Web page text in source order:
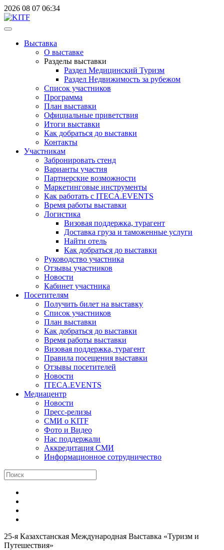
2026 08 07 06:34
Выставка
О выставке
Разделы выставки
Раздел Медицинский Туризм
Раздел Недвижимость за рубежом
Список участников
Программа
План выставки
Официальные приветствия
Итоги выставки
Как добраться до выставки
Контакты
Участникам
Забронировать стенд
Варианты участия
Партнерские возможности
Маркетинговые инструменты
Как работать с ITECA.EVENTS
Время работы выставки
Логистика
Визовая поддержка, турагент
Доставка груза и таможенные услуги
Найти отель
Как добраться до выставки
Руководство участника
Отзывы участников
Новости
Кабинет участника
Посетителям
Получить билет на выставку
Список участников
План выставки
Как добраться до выставки
Время работы выставки
Визовая поддержка, турагент
Правила посещения выставки
Отзывы посетителей
Новости
ITECA.EVENTS
Медиацентр
Новости
Пресс-релизы
СМИ о KITF
Фото и Видео
Нас поддержали
Аккредитация СМИ
Информационное сотрудничество
25-я Казахстанская Международная Выставка «Туризм и
Путешествия»